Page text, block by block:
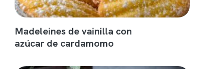
Madeleines de vainilla con
azúcar de cardamomo